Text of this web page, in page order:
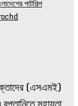
(এসএমই)